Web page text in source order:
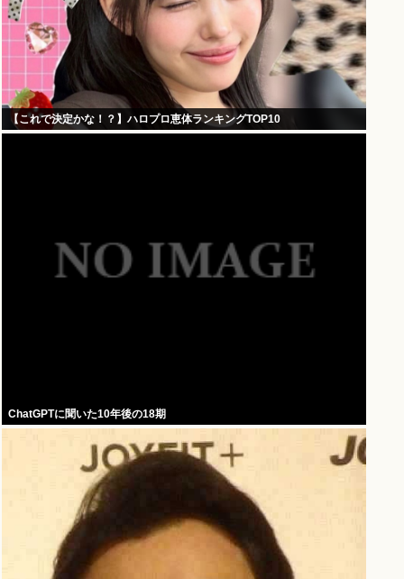
【これで決定かな！？】ハロプロ恵体ランキングTOP10
ChatGPTに聞いた10年後の18期